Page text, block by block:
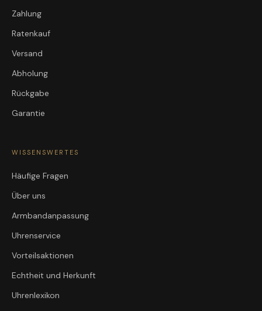
Zahlung
Ratenkauf
Versand
Abholung
Rückgabe
Garantie
WISSENSWERTES
Häufige Fragen
Über uns
Armbandanpassung
Uhrenservice
Vorteilsaktionen
Echtheit und Herkunft
Uhrenlexikon